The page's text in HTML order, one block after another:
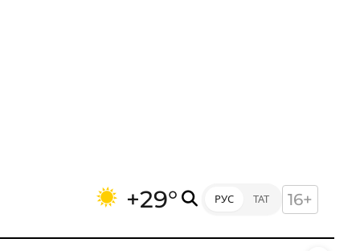
+29° РУС ТАТ 16+